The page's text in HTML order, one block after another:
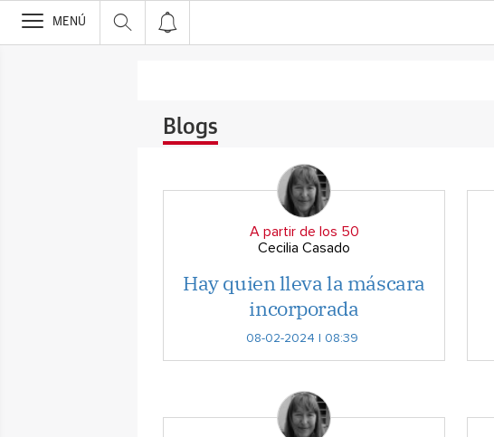
>
MENÚ
Blogs
A partir de los 50
Cecilia Casado
Hay quien lleva la máscara
incorporada
08-02-2024 | 08:39